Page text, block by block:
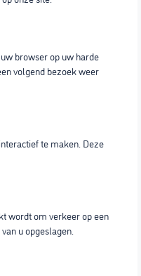
browser op uw harde
volgend bezoek weer
te maken. Deze
wordt om verkeer op een
u opgeslagen.